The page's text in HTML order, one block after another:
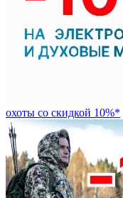
охоты со скидкой 10%*